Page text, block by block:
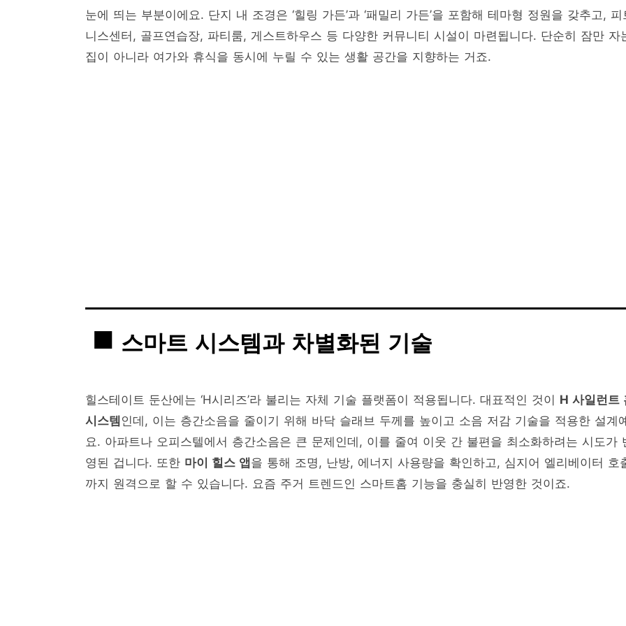
눈에 띄는 부분이에요. 단지 내 조경은 ‘힐링 가든’과 ‘패밀리 가든’을 포함해 테마형 정원을 갖추고, 피
니스센터, 골프연습장, 파티룸, 게스트하우스 등 다양한 커뮤니티 시설이 마련됩니다. 단순히 잠만 자
집이 아니라 여가와 휴식을 동시에 누릴 수 있는 생활 공간을 지향하는 거죠.
스마트 시스템과 차별화된 기술
힐스테이트 둔산에는 ‘H시리즈’라 불리는 자체 기술 플랫폼이 적용됩니다. 대표적인 것이 H 사일런트
시스템 인데, 이는 층간소음을 줄이기 위해 바닥 슬래브 두께를 높이고 소음 저감 기술을 적용한 설계
요. 아파트나 오피스텔에서 층간소음은 큰 문제인데, 이를 줄여 이웃 간 불편을 최소화하려는 시도가
영된 겁니다. 또한 마이 힐스 앱 을 통해 조명, 난방, 에너지 사용량을 확인하고, 심지어 엘리베이터 호
까지 원격으로 할 수 있습니다. 요즘 주거 트렌드인 스마트홈 기능을 충실히 반영한 것이죠.